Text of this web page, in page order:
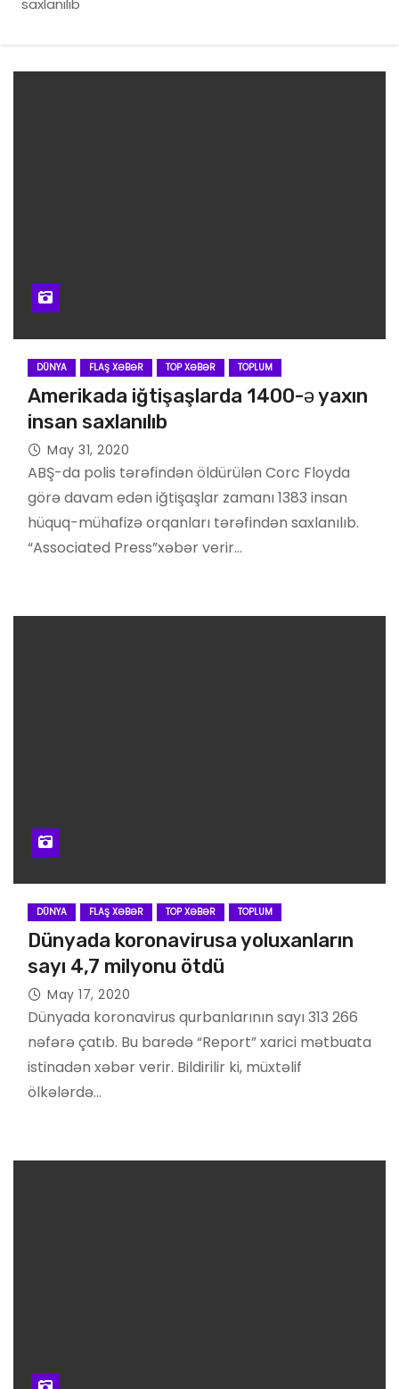
DÜNYA FLAŞ XƏBƏR TOP XƏBƏR TOPLUM
Amerikada iğtişaşlarda 1400-ə yaxın
insan saxlanılıb
May 31, 2020
ABŞ-da polis tərəfindən öldürülən Corc Floyda
görə davam edən iğtişaşlar zamanı 1383 insan
hüquq-mühafizə orqanları tərəfindən saxlanılıb.
“Associated Press”xəbər verir…
DÜNYA FLAŞ XƏBƏR TOP XƏBƏR TOPLUM
Dünyada koronavirusa yoluxanların
sayı 4,7 milyonu ötdü
May 17, 2020
Dünyada koronavirus qurbanlarının sayı 313 266
nəfərə çatıb. Bu barədə “Report” xarici mətbuata
istinadən xəbər verir. Bildirilir ki, müxtəlif
ölkələrdə…